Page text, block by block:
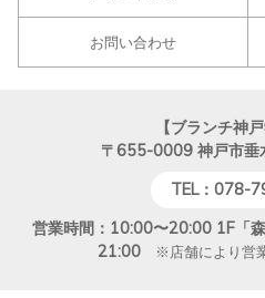
お問い合わせ
【ブランチ神
〒655-0009 神戸市
TEL：078-
営業時間：10:00〜20:00 1F「
21:00※店舗により営業